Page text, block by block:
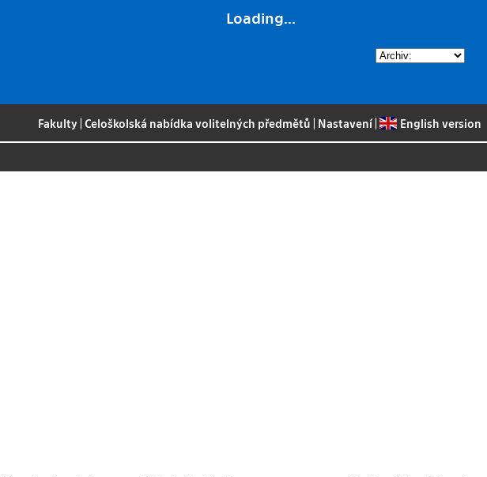
Loading...
Fakulty |Celoškolská nabídka volitelných předmětů Nastavení| English version